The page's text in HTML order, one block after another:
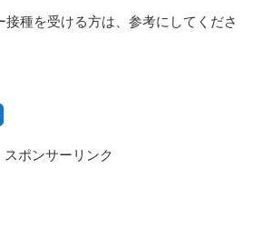
種を受ける方は、参考にしてくださ
スポンサーリンク